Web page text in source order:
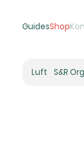
GuidesShop
Luft
Umluft-
S&R